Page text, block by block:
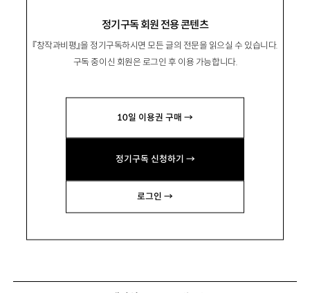
정기구독 회원 전용 콘텐츠
『창작과비평』을 정기구독하시면 모든 글의 전문을 읽으실 수 있습니다.
구독 중이신 회원은 로그인 후 이용 가능합니다.
10일 이용권 구매 →
정기구독 신청하기 →
로그인 →